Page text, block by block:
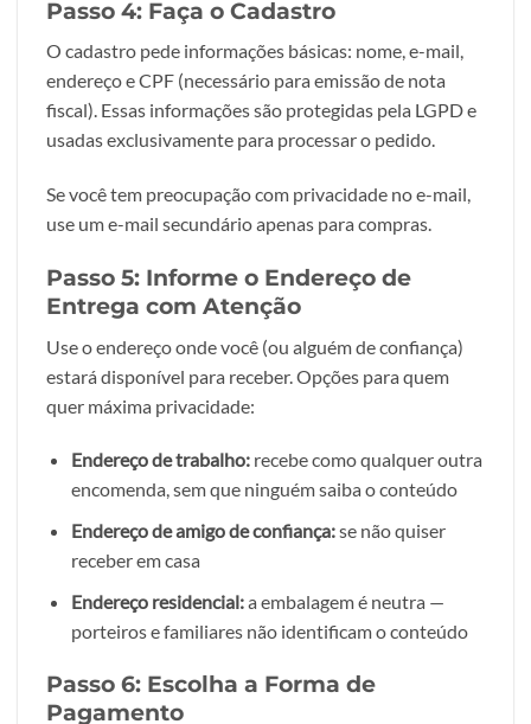
Passo 4: Faça o Cadastro
O cadastro pede informações básicas: nome, e-mail,
endereço e CPF (necessário para emissão de nota
fiscal). Essas informações são protegidas pela LGPD e
usadas exclusivamente para processar o pedido.
Se você tem preocupação com privacidade no e-mail,
use um e-mail secundário apenas para compras.
Passo 5: Informe o Endereço de
Entrega com Atenção
Use o endereço onde você (ou alguém de confiança)
estará disponível para receber. Opções para quem
quer máxima privacidade:
Endereço de trabalho:recebe como qualquer outra
encomenda, sem que ninguém saiba o conteúdo
Endereço de amigo de confiança:se não quiser
receber em casa
Endereço residencial:a embalagem é neutra —
porteiros e familiares não identificam o conteúdo
Passo 6: Escolha a Forma de
Pagamento